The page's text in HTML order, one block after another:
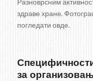
Разноврсним
здраве хране.
погледати овде.
за